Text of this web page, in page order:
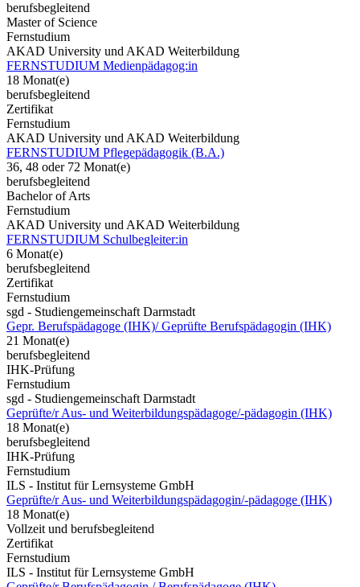
berufsbegleitend
Master of Science
Fernstudium
AKAD University und AKAD Weiterbildung
FERNSTUDIUM Medienpädagog:in
18 Monat(e)
berufsbegleitend
Zertifikat
Fernstudium
AKAD University und AKAD Weiterbildung
FERNSTUDIUM Pflegepädagogik (B.A.)
36, 48 oder 72 Monat(e)
berufsbegleitend
Bachelor of Arts
Fernstudium
AKAD University und AKAD Weiterbildung
FERNSTUDIUM Schulbegleiter:in
6 Monat(e)
berufsbegleitend
Zertifikat
Fernstudium
sgd - Studiengemeinschaft Darmstadt
Gepr. Berufspädagoge (IHK)/ Geprüfte Berufspädagogin (IHK)
21 Monat(e)
berufsbegleitend
IHK-Prüfung
Fernstudium
sgd - Studiengemeinschaft Darmstadt
Geprüfte/r Aus- und Weiterbildungspädagoge/-pädagogin (IHK)
18 Monat(e)
berufsbegleitend
IHK-Prüfung
Fernstudium
ILS - Institut für Lernsysteme GmbH
Geprüfte/r Aus- und Weiterbildungspädagogin/-pädagoge (IHK)
18 Monat(e)
Vollzeit und berufsbegleitend
Zertifikat
Fernstudium
ILS - Institut für Lernsysteme GmbH